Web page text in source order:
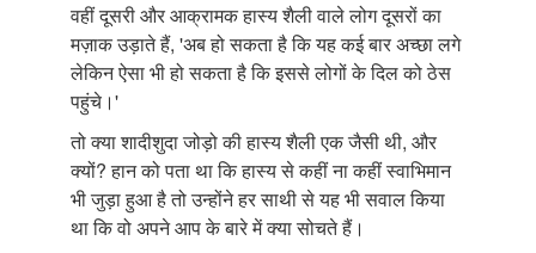
वहीं दूसरी और आक्रामक हास्य शैली वाले लोग दूसरों का
मज़ाक उड़ाते हैं, 'अब हो सकता है कि यह कई बार अच्छा लगे
लेकिन ऐसा भी हो सकता है कि इससे लोगों के दिल को ठेस
पहुंचे।'
तो क्या शादीशुदा जोड़ो की हास्य शैली एक जैसी थी, और
क्यों? हान को पता था कि हास्य से कहीं ना कहीं स्वाभिमान
भी जुड़ा हुआ है तो उन्होंने हर साथी से यह भी सवाल किया
था कि वो अपने आप के बारे में क्या सोचते हैं।